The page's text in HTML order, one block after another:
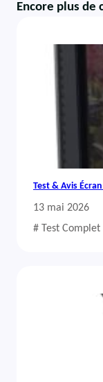
Encore plus de
Test & Avis
13 mai 2026
# Test